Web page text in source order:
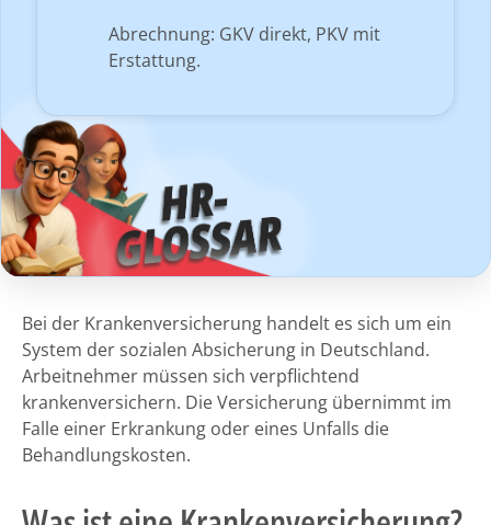
Abrechnung: GKV direkt, PKV mit
Erstattung.
Bei der Krankenversicherung handelt es sich um ein
System der sozialen Absicherung in Deutschland.
Arbeitnehmer müssen sich verpflichtend
krankenversichern. Die Versicherung übernimmt im
Falle einer Erkrankung oder eines Unfalls die
Behandlungskosten.